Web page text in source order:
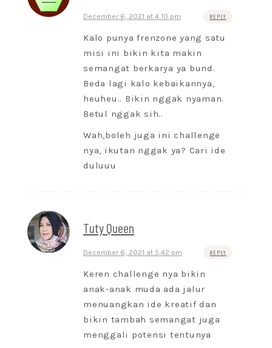
December 6, 2021 at 4:10 pm REPLY
Kalo punya frenzone yang satu
misi ini bikin kita makin
semangat berkarya ya bund.
Beda lagi kalo kebaikannya,
heuheu.. Bikin nggak nyaman.
Betul nggak sih..
Wah,boleh juga ini challenge
nya, ikutan nggak ya? Cari ide
duluuu
Tuty Queen
December 6, 2021 at 5:42 pm REPLY
Keren challenge nya bikin
anak-anak muda ada jalur
menuangkan ide kreatif dan
bikin tambah semangat juga
menggali potensi tentunya